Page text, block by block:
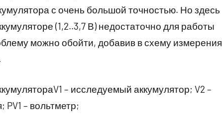
с очень большой точностью. Но здесь
(1,2..3,7 В) недостаточно для работы
можно обойти, добавив в схему измерения
– исследуемый аккумулятор; V2 –
– вольтметр;